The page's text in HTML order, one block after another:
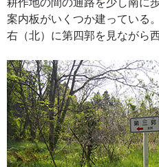
案内板がいくつか建っている。
右（北）に第四郭を見ながら